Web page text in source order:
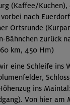
(Kaffee/
nach
Ortsrunde
Bähnchen zurück
km, 450 Hm)
eine Schleife ins
ins
Von hier am